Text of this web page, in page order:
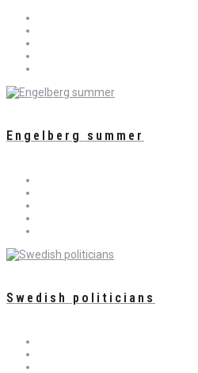
Engelberg summer
Swedish politicians